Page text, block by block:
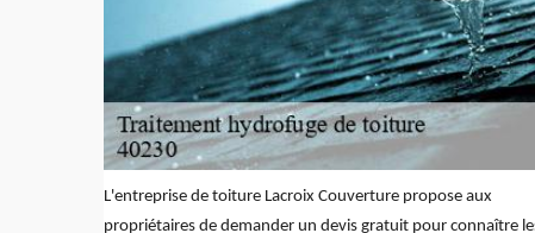
L'entreprise de toiture Lacroix Couverture propose aux
propriétaires de demander un devis gratuit pour connaître